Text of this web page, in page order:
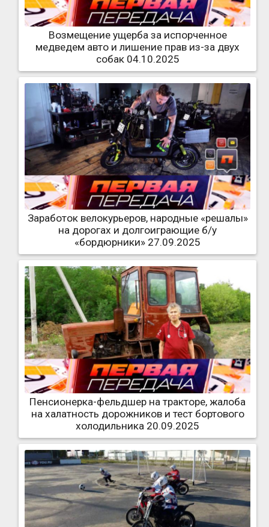
Возмещение ущерба за испорченное
медведем авто и лишение прав из-за двух
собак 04.10.2025
Заработок велокурьеров, народные «решалы»
на дорогах и долгоиграющие б/у
«бордюрники» 27.09.2025
Пенсионерка-фельдшер на тракторе, жалоба
на халатность дорожников и тест бортового
холодильника 20.09.2025